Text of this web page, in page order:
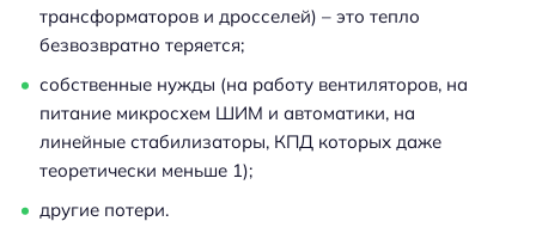
трансформаторов и дросселей) – это тепло
безвозвратно теряется;
собственные нужды (на работу вентиляторов, на
питание микросхем ШИМ и автоматики, на
линейные стабилизаторы, КПД которых даже
теоретически меньше 1);
другие потери.